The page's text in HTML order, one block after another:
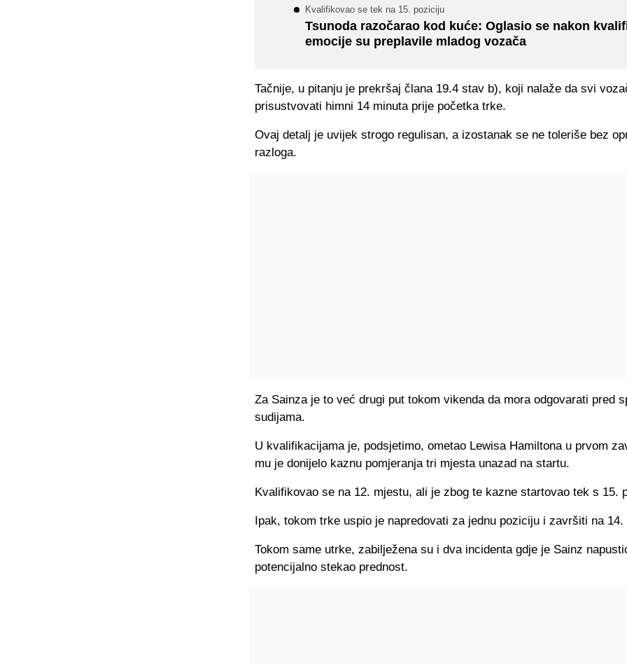
Kvalifikovao se tek na 15. poziciju
Tsunoda razočarao kod kuće: Oglasio se nakon
emocije su preplavile mladog vozača
Tačnije, u pitanju je prekršaj člana 19.4 stav b), koji nalaže da svi
prisustvovati himni 14 minuta prije početka trke.
Ovaj detalj je uvijek strogo regulisan, a izostanak se ne toleriše bez
razloga.
Za Sainza je to već drugi put tokom vikenda da mora odgovarati pred
sudijama.
U kvalifikacijama je, podsjetimo, ometao Lewisa Hamiltona u prvom
mu je donijelo kaznu pomjeranja tri mjesta unazad na startu.
Kvalifikovao se na 12. mjestu, ali je zbog te kazne startovao tek s 15.
Ipak, tokom trke uspio je napredovati za jednu poziciju i završiti na 14.
Tokom same utrke, zabilježena su i dva incidenta gdje je Sainz
potencijalno stekao prednost.